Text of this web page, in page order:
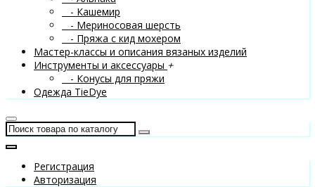
- Кашемир
- Мериносовая шерсть
- Пряжа с кид мохером
Мастер-классы и описания вязаных изделий
Инструменты и аксессуары +
- Конусы для пряжи
Одежда TieDye
Регистрация
Авторизация